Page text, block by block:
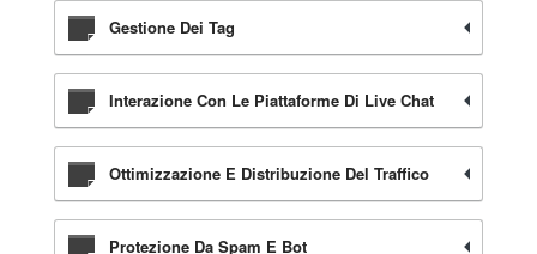
Gestione Dei Tag
Interazione Con Le Piattaforme Di Live Chat
Ottimizzazione E Distribuzione Del Traffico
Protezione Da Spam E Bot